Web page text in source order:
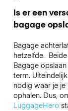
Is er een
bagage
Bagage
hetzelfde.
Bagage
term.
nodig waar je
ophalen. Dus,
LuggageHero